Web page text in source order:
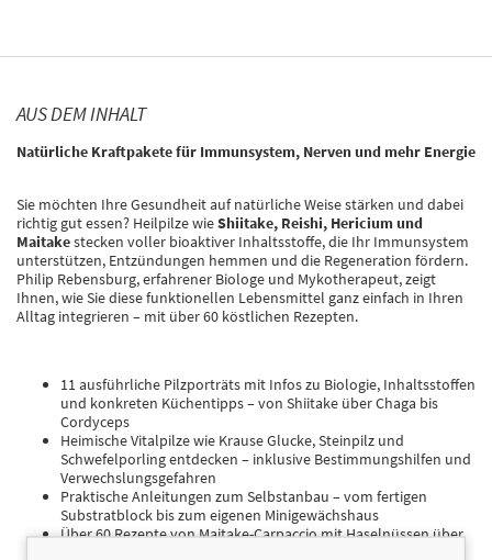
AUS DEM INHALT
Natürliche Kraftpakete für Immunsystem, Nerven und mehr Energie
Sie möchten Ihre Gesundheit auf natürliche Weise stärken und dabei
richtig gut essen? Heilpilze wieShiitake, Reishi, Hericium und
Maitakestecken voller bioaktiver Inhaltsstoffe, die Ihr Immunsystem
unterstützen, Entzündungen hemmen und die Regeneration fördern.
Philip Rebensburg, erfahrener Biologe und Mykotherapeut, zeigt
Ihnen, wie Sie diese funktionellen Lebensmittel ganz einfach in Ihren
Alltag integrieren – mit über 60 köstlichen Rezepten.
11 ausführliche Pilzporträts mit Infos zu Biologie, Inhaltsstoffen
und konkreten Küchentipps – von Shiitake über Chaga bis
Cordyceps
Heimische Vitalpilze wie Krause Glucke, Steinpilz und
Schwefelporling entdecken – inklusive Bestimmungshilfen und
Verwechslungsgefahren
Praktische Anleitungen zum Selbstanbau – vom fertigen
Substratblock bis zum eigenen Minigewächshaus
Über 60 Rezepte von Maitake-Carpaccio mit Haselnüssen über